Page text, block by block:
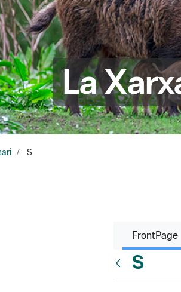
La
S
FrontPage
S